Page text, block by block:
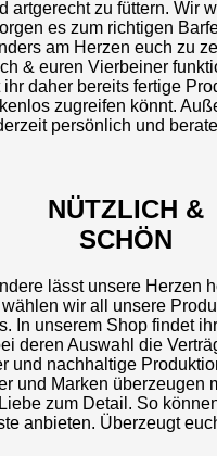
artgerecht zu füttern. Wir
es zum richtigen
am Herzen euch zu
& euren Vierbeiner
daher bereits fertige
zugreifen könnt.
persönlich und
NÜTZLICH &
SCHÖN
lässt unsere Herzen
wir all unsere
In unserem Shop findet
deren Auswahl die
und nachhaltige
und Marken überzeugen
zum Detail. So
anbieten. Überzeugt